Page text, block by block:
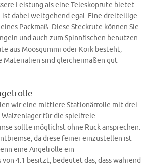
Leistung als eine Teleskoprute bietet.
dabei weitgehend egal. Eine dreiteilige
Packmaß. Diese Steckrute können Sie
und auch zum Spinnfischen benutzen.
aus Moosgummi oder Kork besteht,
Materialien sind gleichermaßen gut
wir eine mittlere Stationärrolle mit drei
für die spielfreie
sollte möglichst ohne Ruck ansprechen.
da diese feiner einzustellen ist
eine Angelrolle ein
4:1 besitzt, bedeutet das, dass während